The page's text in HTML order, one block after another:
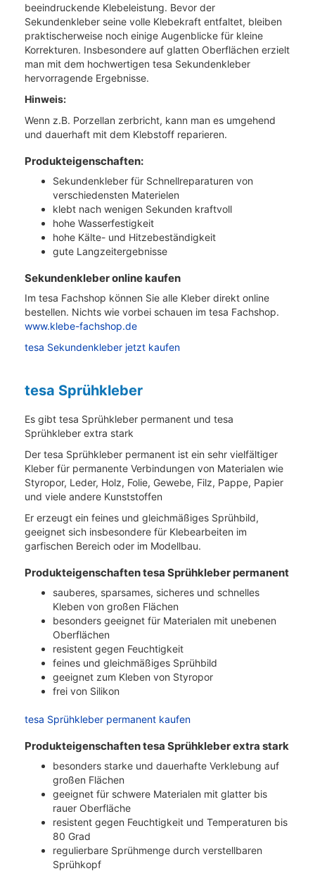
beeindruckende Klebeleistung. Bevor der
Sekundenkleber seine volle Klebekraft entfaltet, bleiben
praktischerweise noch einige Augenblicke für kleine
Korrekturen. Insbesondere auf glatten Oberflächen erzielt
man mit dem hochwertigen tesa Sekundenkleber
hervorragende Ergebnisse.
Hinweis:
Wenn z.B. Porzellan zerbricht, kann man es umgehend
und dauerhaft mit dem Klebstoff reparieren.
Produkteigenschaften:
Sekundenkleber für Schnellreparaturen von
verschiedensten Materielen
klebt nach wenigen Sekunden kraftvoll
hohe Wasserfestigkeit
hohe Kälte- und Hitzebeständigkeit
gute Langzeitergebnisse
Sekundenkleber online kaufen
Im tesa Fachshop können Sie alle Kleber direkt online
bestellen. Nichts wie vorbei schauen im tesa Fachshop.
www.klebe-fachshop.de
tesa Sekundenkleber jetzt kaufen
tesa Sprühkleber
Es gibt tesa Sprühkleber permanent und tesa
Sprühkleber extra stark
Der tesa Sprühkleber permanent ist ein sehr vielfältiger
Kleber für permanente Verbindungen von Materialen wie
Styropor, Leder, Holz, Folie, Gewebe, Filz, Pappe, Papier
und viele andere Kunststoffen
Er erzeugt ein feines und gleichmäßiges Sprühbild,
geeignet sich insbesondere für Klebearbeiten im
garfischen Bereich oder im Modellbau.
Produkteigenschaften tesa Sprühkleber permanent
sauberes, sparsames, sicheres und schnelles
Kleben von großen Flächen
besonders geeignet für Materialen mit unebenen
Oberflächen
resistent gegen Feuchtigkeit
feines und gleichmäßiges Sprühbild
geeignet zum Kleben von Styropor
frei von Silikon
tesa Sprühkleber permanent kaufen
Produkteigenschaften tesa Sprühkleber extra stark
besonders starke und dauerhafte Verklebung auf
großen Flächen
geeignet für schwere Materialen mit glatter bis
rauer Oberfläche
resistent gegen Feuchtigkeit und Temperaturen bis
80 Grad
regulierbare Sprühmenge durch verstellbaren
Sprühkopf